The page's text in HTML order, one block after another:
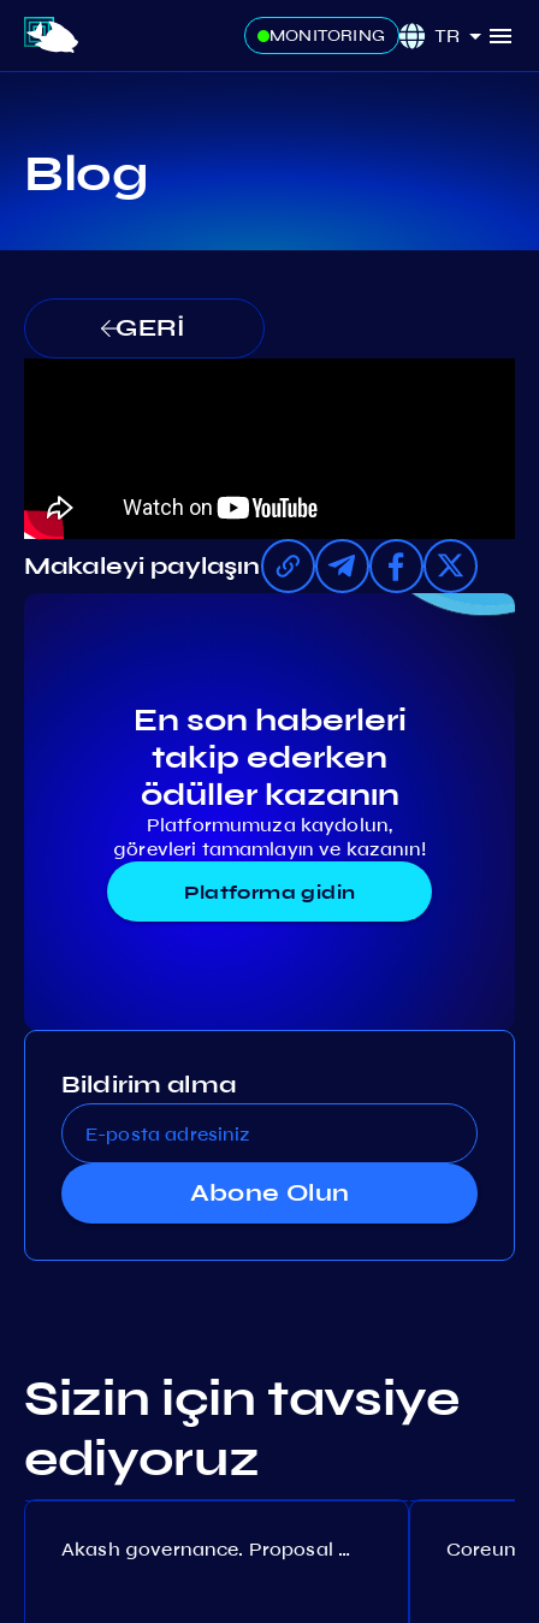
MONITORING TR
Blog
GERİ
Makaleyi paylaşın
En son haberleri
takip ederken
ödüller kazanın
Platformumuza kaydolun,
görevleri tamamlayın ve kazanın!
Platforma gidin
Bildirim alma
Abone Olun
Sizin için tavsiye
ediyoruz
Akash governance. Proposal №308